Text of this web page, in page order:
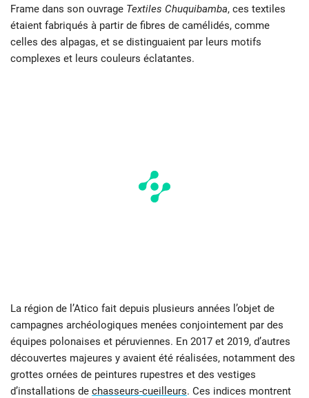
Frame dans son ouvrage Textiles Chuquibamba, ces textiles
étaient fabriqués à partir de fibres de camélidés, comme
celles des alpagas, et se distinguaient par leurs motifs
complexes et leurs couleurs éclatantes.
La région de l’Atico fait depuis plusieurs années l’objet de
campagnes archéologiques menées conjointement par des
équipes polonaises et péruviennes. En 2017 et 2019, d’autres
découvertes majeures y avaient été réalisées, notamment des
grottes ornées de peintures rupestres et des vestiges
d’installations de chasseurs-cueilleurs. Ces indices montrent